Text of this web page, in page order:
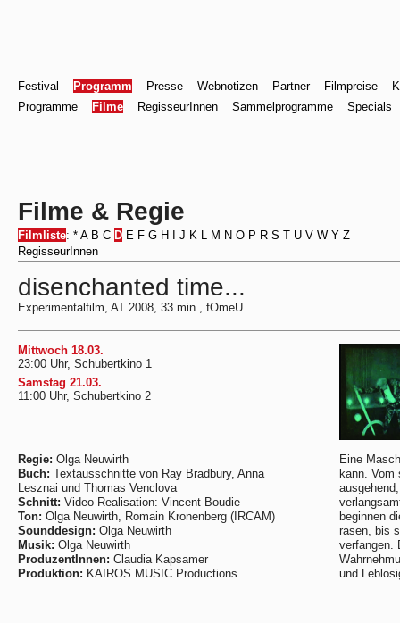
Festival Programm Presse Webnotizen Partner Filmpreise
Programme
Filme RegisseurInnen Sammelprogramme Specials
Filme & Regie
Filmliste: * A B C D E F G H J K L M N O P R S T U V W Y Z
RegisseurInnen
disenchanted time...
Experimentalfilm, AT 2008, 33 min., fOmeU
Mittwoch 18.03.
23:00 Uhr, Schubertkino 1
Samstag 21.03.
11:00 Uhr, Schubertkino 2
Regie: Olga Neuwirth
Buch: Textausschnitte von Ray Bradbury, Anna
Lesznai und Thomas Venclova
Schnitt: Video Realisation: Vincent Boudie
Ton: Olga Neuwirth, Romain Kronenberg (IRCAM)
Sounddesign: Olga Neuwirth
Musik: Olga Neuwirth
ProduzentInnen: Claudia Kapsamer
Produktion: KAIROS MUSIC Productions
Eine
kann. Vom
beginnen
rasen, bis
verfangen.
und